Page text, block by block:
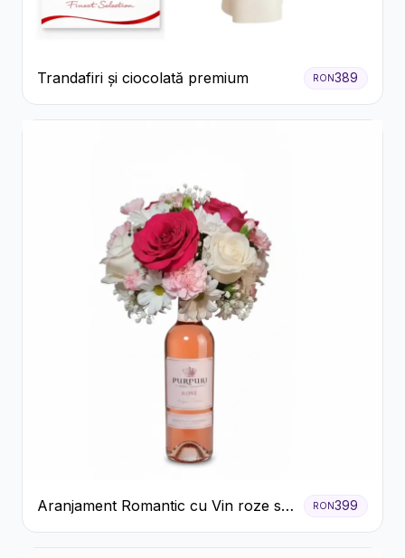
Trandafiri și ciocolată premium RON389
Aranjament Romantic cu Vin roze si
Flori pastel
RON399